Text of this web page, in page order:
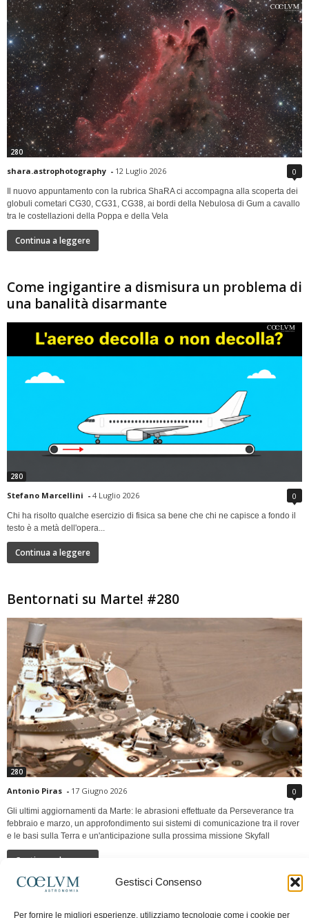
Gestisci Consenso
Per fornire le migliori esperienze, utilizziamo tecnologie come i cookie per
280
shara.astrophotography - 12 Luglio 2026 0
Il nuovo appuntamento con la rubrica ShaRA ci accompagna alla scoperta dei
globuli cometari CG30, CG31, CG38, ai bordi della Nebulosa di Gum a cavallo
tra le costellazioni della Poppa e della Vela
Continua a leggere
Come ingigantire a dismisura un problema di
una banalità disarmante
280
Stefano Marcellini - 4 Luglio 2026 0
Chi ha risolto qualche esercizio di fisica sa bene che chi ne capisce a fondo il
testo è a metà dell'opera...
Continua a leggere
Bentornati su Marte! #280
280
Antonio Piras - 17 Giugno 2026 0
Gli ultimi aggiornamenti da Marte: le abrasioni effettuate da Perseverance tra
febbraio e marzo, un approfondimento sui sistemi di comunicazione tra il rover
e le basi sulla Terra e un'anticipazione sulla prossima missione Skyfall
Continua a leggere